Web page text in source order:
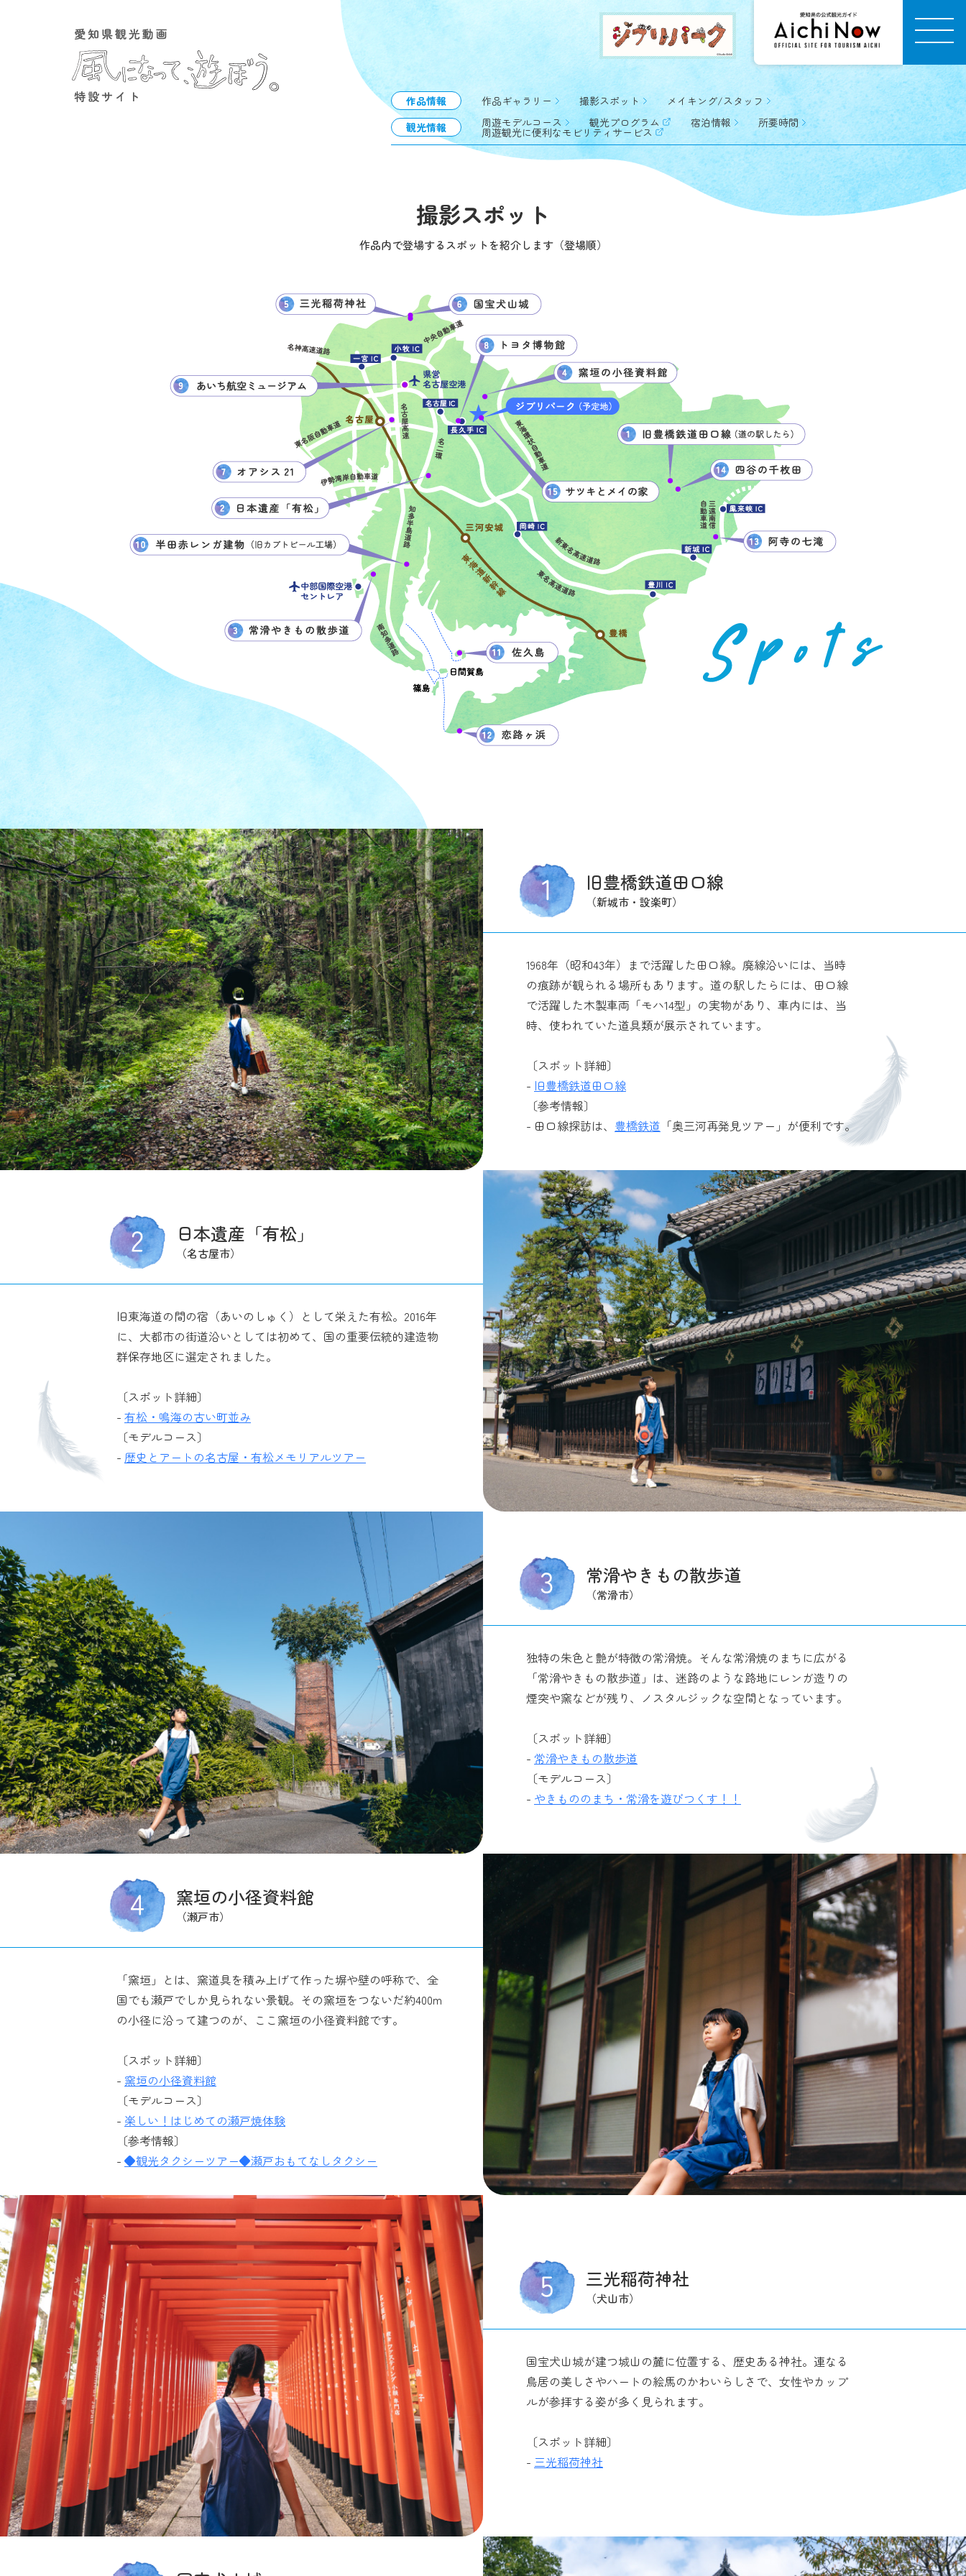
作品情報 作品ギャラリー 撮影スポット
メイキング/スタッフ
観光情報
周遊モデルコース 観光プログラム 宿泊情報 所要時間
周遊観光に便利なモビリティサービス
撮影スポット
作品内で登場するスポットを紹介します（登場順）
旧豊橋鉄道田口線
（新城市・設楽町）
1968年（昭和43年）まで活躍した田口線。廃線沿いには、当時
の痕跡が観られる場所もあります。道の駅したらには、田口線
で活躍した木製車両「モハ14型」の実物があり、車内には、当
時、使われていた道具類が展示されています。
〔スポット詳細〕
- 旧豊橋鉄道田口線
〔参考情報〕
- 田口線探訪は、 豊橋鉄道 「奥三河再発見ツアー」が便利です。
日本遺産「有松」
（名古屋市）
旧東海道の間の宿（あいのしゅく）として栄えた有松。2016年
に、大都市の街道沿いとしては初めて、国の重要伝統的建造物
群保存地区に選定されました。
〔スポット詳細〕
- 有松・鳴海の古い町並み
〔モデルコース〕
- 歴史とアートの名古屋・有松メモリアルツアー
常滑やきもの散歩道
（常滑市）
独特の朱色と艶が特徴の常滑焼。そんな常滑焼のまちに広がる
「常滑やきもの散歩道」は、迷路のような路地にレンガ造りの
煙突や窯などが残り、ノスタルジックな空間となっています。
〔スポット詳細〕
- 常滑やきもの散歩道
〔モデルコース〕
- やきもののまち・常滑を遊びつくす！！
窯垣の小径資料館
（瀬戸市）
「窯垣」とは、窯道具を積み上げて作った塀や壁の呼称で、全
国でも瀬戸でしか見られない景観。その窯垣をつないだ約400m
の小径に沿って建つのが、ここ窯垣の小径資料館です。
〔スポット詳細〕
- 窯垣の小径資料館
〔モデルコース〕
- 楽しい！はじめての瀬戸焼体験
〔参考情報〕
- ◆観光タクシーツアー◆瀬戸おもてなしタクシー
三光稲荷神社
（犬山市）
国宝犬山城が建つ城山の麓に位置する、歴史ある神社。連なる
鳥居の美しさやハートの絵馬のかわいらしさで、女性やカップ
ルが参拝する姿が多く見られます。
〔スポット詳細〕
- 三光稲荷神社